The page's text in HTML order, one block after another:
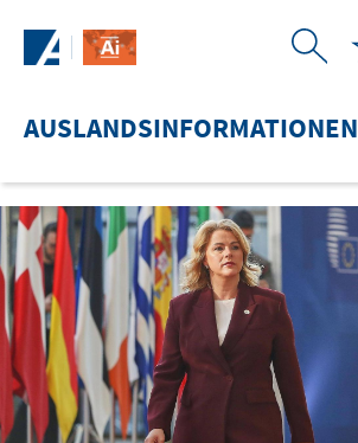
AUSLANDSINFORMATIONEN